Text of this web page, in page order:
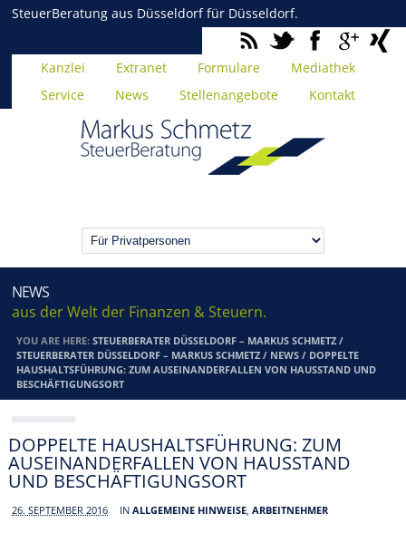
SteuerBeratung aus Düsseldorf für Düsseldorf.
Kanzlei Extranet Formulare
Mediathek
Service
News Stellenangebote Kontakt
NEWS
aus der Welt der Finanzen & Steuern.
YOU ARE HERE:STEUERBERATER DÜSSELDORF – MARKUS SCHMETZ /
STEUERBERATER DÜSSELDORF – MARKUS SCHMETZ / NEWS / DOPPELTE
HAUSHALTSFÜHRUNG: ZUM AUSEINANDERFALLEN VON HAUSSTAND UND
BESCHÄFTIGUNGSORT
DOPPELTE HAUSHALTSFÜHRUNG: ZUM
AUSEINANDERFALLEN VON HAUSSTAND
UND BESCHÄFTIGUNGSORT
26. SEPTEMBER 2016 INALLGEMEINE HINWEISE ,ARBEITNEHMER